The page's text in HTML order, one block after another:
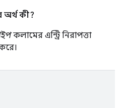
অর্থ কী?
কলামের এন্ট্রি নিরাপত্তা